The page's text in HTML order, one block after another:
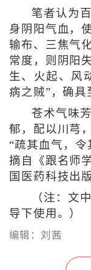
笔者认为
身阴阳气血，
输布、三焦气
常度，则阴阳
生、火起、风
病之贼”，确具
苍术气味
郁，配以川芎
“疏其血气，令
摘自《跟名师
国医药科技出
（注：文
导下使用。）
编辑：刘茜